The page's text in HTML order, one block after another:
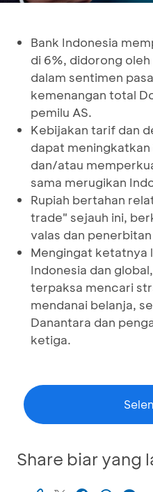
Bank Indonesia
di 6%, didorong
dalam sentimen
kemenangan total
pemilu AS.
Kebijakan tarif dan
dapat
dan/atau
sama merugikan
Rupiah bertahan
trade" sejauh ini,
valas dan penerbitan
Mengingat ketatnya
Indonesia dan
terpaksa mencari
mendanai belanja,
Danantara dan
ketiga.
Share biar yang